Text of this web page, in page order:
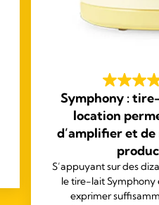
Symphony :
location
d’amplifier et
S’appuyant sur des
le tire-lait Symphony
exprimer